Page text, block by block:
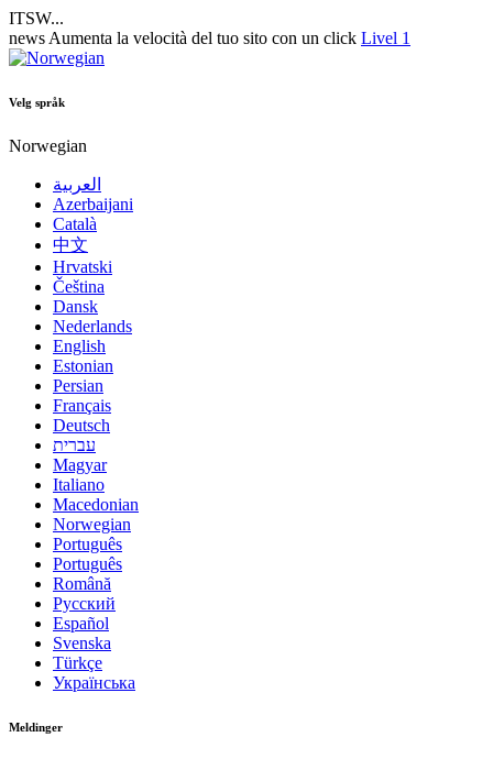
ITSW...
news Aumenta la velocità del tuo sito con un click Livel 1
Velg språk
Norwegian
العربية
Azerbaijani
Català
中文
Hrvatski
Čeština
Dansk
Nederlands
English
Estonian
Persian
Français
Deutsch
עברית
Magyar
Italiano
Macedonian
Norwegian
Português
Português
Română
Русский
Español
Svenska
Türkçe
Українська
Meldinger